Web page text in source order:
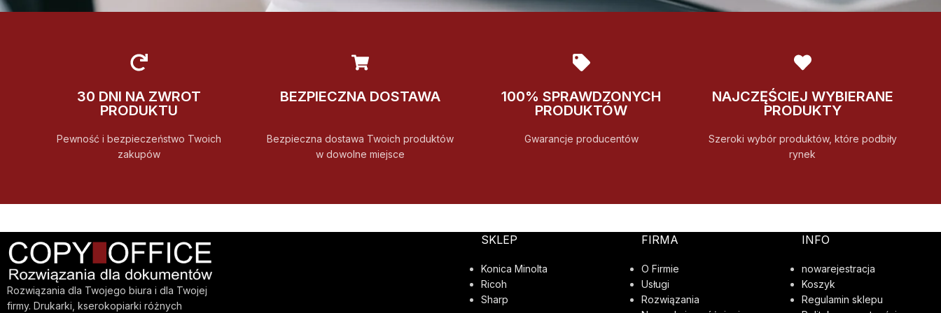
30 DNI NA ZWROT
PRODUKTU
Pewność i bezpieczeństwo Twoich
zakupów
BEZPIECZNA DOSTAWA
Bezpieczna dostawa Twoich produktów
w dowolne miejsce
100% SPRAWDZONYCH
PRODUKTÓW
Gwarancje producentów
NAJCZĘŚCIEJ WYBIERANE
PRODUKTY
Szeroki wybór produktów, które podbiły
rynek
Rozwiązania dla Twojego biura i dla Twojej
firmy. Drukarki, kserokopiarki różnych
SKLEP
Konica Minolta
Ricoh
Sharp
FIRMA
O Firmie
Usługi
Rozwiązania
INFO
nowarejestracja
Koszyk
Regulamin sklepu